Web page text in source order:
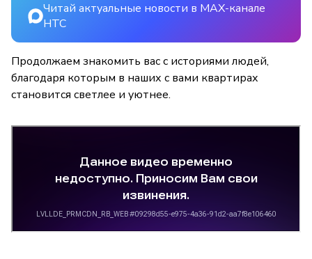
Читай актуальные новости в MAX-канале
НТС
Продолжаем знакомить вас с историями людей,
благодаря которым в наших с вами квартирах
становится светлее и уютнее.